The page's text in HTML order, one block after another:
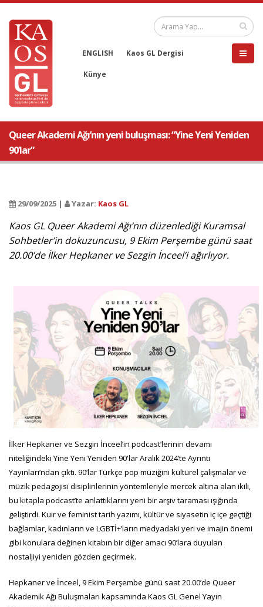
ENGLISH Kaos GL Dergisi
Künye
Queer Akademi Ağı’nın yeni buluşması: “Yine Yeni Yeniden
90’lar”
29/09/2025 | Yazar: Kaos GL
Kaos GL Queer Akademi Ağı’nın düzenlediği Kuramsal
Sohbetler’in dokuzuncusu, 9 Ekim Perşembe günü saat
20.00’de İlker Hepkaner ve Sezgin İnceel’i ağırlıyor.
İlker Hepkaner ve Sezgin İnceel’in podcast’lerinin devamı
niteliğindeki Yine Yeni Yeniden 90'lar Aralık 2024’te Ayrıntı
Yayınları’ndan çıktı. 90’lar Türkçe pop müziğini kültürel çalışmalar ve
müzik pedagojisi disiplinlerinin yöntemleriyle mercek altına alan ikili,
bu kitapla podcast’te anlattıklarını yeni bir arşiv taraması ışığında
geliştirdi. Kuir ve feminist tarih yazımı, kültür ve siyasetin iç içe geçtiği
bağlamlar, kadınların ve LGBTİ+’ların medyadaki yeri ve imajin önemi
gibi konulara değinen kitabın bir diğer amacı 90’lara duyulan
nostaljiyi yeniden gözden geçirmek.
Hepkaner ve İnceel, 9 Ekim Perşembe günü saat 20.00’de Queer
Akademik Ağı Buluşmaları kapsamında Kaos GL Genel Yayın